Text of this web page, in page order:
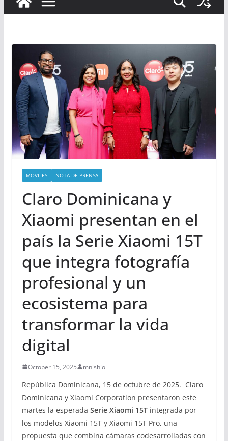
MOVILES NOTA DE PRENSA
Claro Dominicana y
Xiaomi presentan en el
país la Serie Xiaomi 15T
que integra fotografía
profesional y un
ecosistema para
transformar la vida
digital
October 15, 2025 mnishio
República Dominicana, 15 de octubre de 2025. Claro
Dominicana y Xiaomi Corporation presentaron este
martes la esperada Serie Xiaomi 15Tintegrada por
los modelos Xiaomi 15T y Xiaomi 15T Pro, una
propuesta que combina cámaras codesarrolladas con